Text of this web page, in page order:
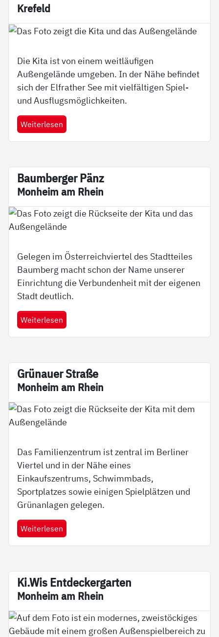
Kre­feld
Die Kita ist von einem weitläufigen
Außengelände umgeben. In der Nähe befindet
sich der Elfrather See mit vielfältigen Spiel-
und Ausflugsmöglichkeiten.
Weiterlesen
Baum­ber­ger Pänz
Mon­heim am Rhein
Gelegen im Österreichviertel des Stadtteiles
Baumberg macht schon der Name unserer
Einrichtung die Verbundenheit mit der eigenen
Stadt deutlich.
Weiterlesen
Grünau­er Stra­ße
Mon­heim am Rhein
Das Familienzentrum ist zentral im Berliner
Viertel und in der Nähe eines
Einkaufszentrums, Schwimmbads,
Sportplatzes sowie einigen Spielplätzen und
Grünanlagen gelegen.
Weiterlesen
Ki.Wis En­t­­­de­­cker­­gar­­ten
Mon­heim am Rhein